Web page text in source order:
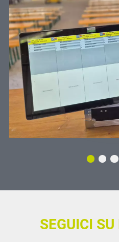
SEGUICI